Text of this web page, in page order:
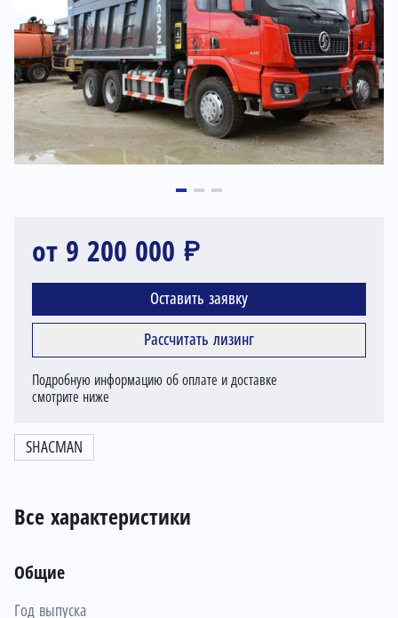
SHACMAN
от 9 200 000 ₽
Оставить заявку
Рассчитать лизинг
Подробную информацию об оплате и доставке
смотрите ниже
Все характеристики
Общие
Год выпуска